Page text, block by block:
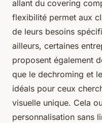
allant du covering
flexibilité permet aux
de leurs besoins
ailleurs, certaines
proposent également
que le dechroming et
idéals pour ceux
visuelle unique. Cela
personnalisation sans